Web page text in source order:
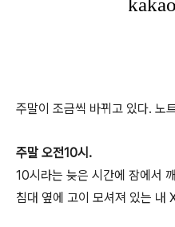
주말이 조금씩 바뀌고 있다. 노
주말 오전10시.
10시라는 늦은 시간에 잠에서
침대 옆에 고이 모셔져 있는 내